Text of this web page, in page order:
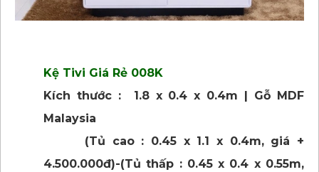
Kệ Tivi Giá Rẻ 008K
Kích thước : 1.8 x 0.4 x 0.4m | Gỗ MDF
Malaysia
(Tủ cao : 0.45 x 1.1 x 0.4m, giá +
4.500.000đ)-(Tủ thấp : 0.45 x 0.4 x 0.55m,